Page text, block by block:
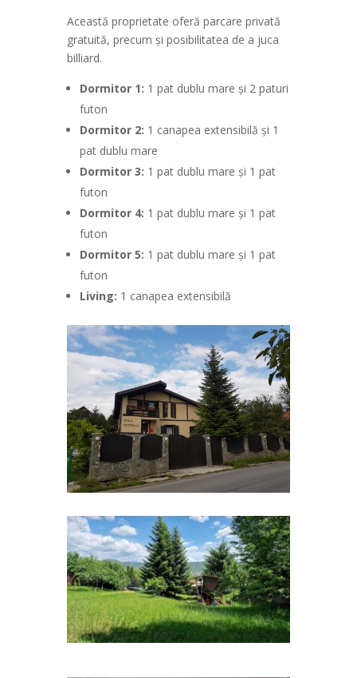
Această proprietate oferă parcare privată
gratuită, precum și posibilitatea de a juca
billiard.
Dormitor 1: 1 pat dublu mare și 2 paturi
futon
Dormitor 2: 1 canapea extensibilă și 1
pat dublu mare
Dormitor 3: 1 pat dublu mare și 1 pat
futon
Dormitor 4: 1 pat dublu mare și 1 pat
futon
Dormitor 5: 1 pat dublu mare și 1 pat
futon
Living: 1 canapea extensibilă